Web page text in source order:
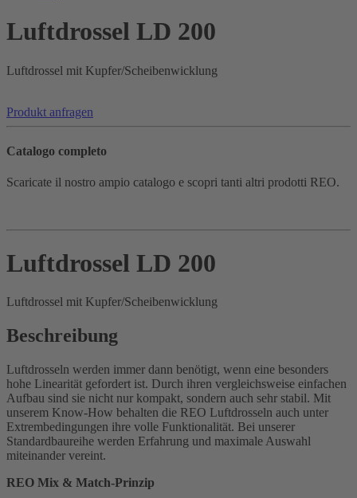
Luftdrossel LD 200
Luftdrossel mit Kupfer/Scheibenwicklung
Produkt anfragen
Catalogo completo
Scaricate il nostro ampio catalogo e scopri tanti altri prodotti REO.
Luftdrossel LD 200
Luftdrossel mit Kupfer/Scheibenwicklung
Beschreibung
Luftdrosseln werden immer dann benötigt, wenn eine besonders
hohe Linearität gefordert ist. Durch ihren vergleichsweise einfachen
Aufbau sind sie nicht nur kompakt, sondern auch sehr stabil. Mit
unserem Know-How behalten die REO Luftdrosseln auch unter
Extrembedingungen ihre volle Funktionalität. Bei unserer
Standardbaureihe werden Erfahrung und maximale Auswahl
miteinander vereint.
REO Mix & Match-Prinzip